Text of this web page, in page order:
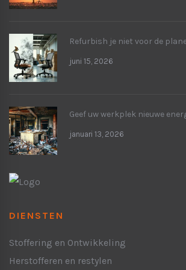
Refurbish je niet voor de
juni 15, 2026
Geef uw werkplek nieuwe
januari 13, 2026
DIENSTEN
Stoffering en Ontwikkeling
Herstofferen en restylen